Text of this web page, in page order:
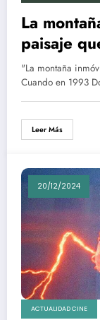
La
paisaje
"La montaña
Cuando en 1993
Leer Más
20/12/2024
ACTUALIDAD CINE